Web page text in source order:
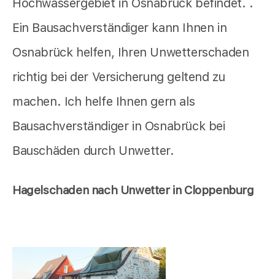
Hochwassergebiet in Osnabrück befindet. .
Ein Bausachverständiger kann Ihnen in
Osnabrück helfen, Ihren Unwetterschaden
richtig bei der Versicherung geltend zu
machen. Ich helfe Ihnen gern als
Bausachverständiger in Osnabrück bei
Bauschäden durch Unwetter.
Hagelschaden nach Unwetter in Cloppenburg